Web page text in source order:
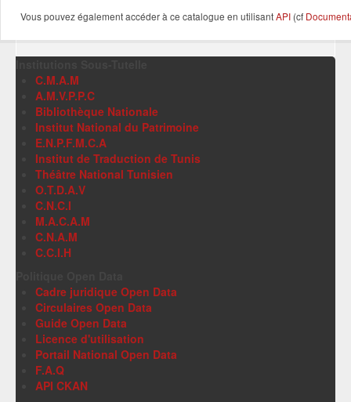
Vous pouvez également accéder à ce catalogue en utilisantAPI (cf
C.M.A.M
A.M.V.P.P.C
Bibliothèque Nationale
Institut National du Patrimoine
E.N.P.F.M.C.A
Institut de Traduction de Tunis
Théâtre National Tunisien
O.T.D.A.V
C.N.C.I
M.A.C.A.M
C.N.A.M
C.C.I.H
Cadre juridique Open Data
Circulaires Open Data
Guide Open Data
Licence d'utilisation
Portail National Open Data
F.A.Q
API CKAN